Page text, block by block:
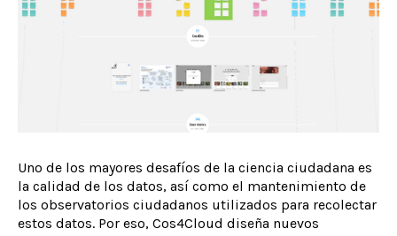
Uno de los mayores desafíos de la ciencia ciudadana es
la calidad de los datos, así como el mantenimiento de
los observatorios ciudadanos utilizados para recolectar
estos datos. Por eso, Cos4Cloud diseña nuevos